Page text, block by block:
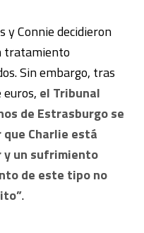
y Connie decidieron
tratamiento
Sin embargo, tras
el Tribunal
de Estrasburgo se
Charlie está
y un sufrimiento
de este tipo no
.